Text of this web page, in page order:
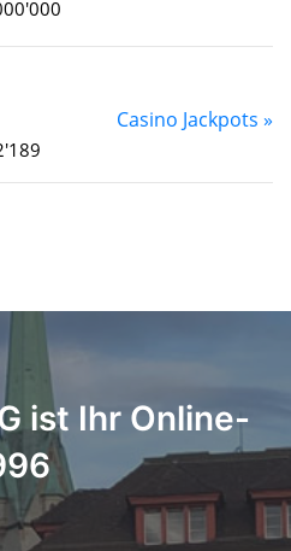
Casino Jackpots »
ist Ihr Online-